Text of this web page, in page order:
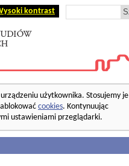
kontrast
użytkownika. Stosujemy je
cookies. Kontynuując
ustawieniami przeglądarki.